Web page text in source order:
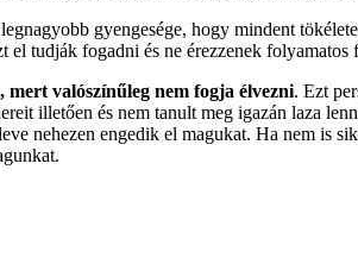
gyengesége, hogy mindent
tudják fogadni és ne érezzenek
mert valószínűleg nem fogja élvezni. Ezt
illetően és nem tanult meg igazán laza
nehezen engedik el magukat. Ha nem is